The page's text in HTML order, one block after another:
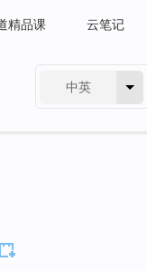
精品课 云笔记
中英